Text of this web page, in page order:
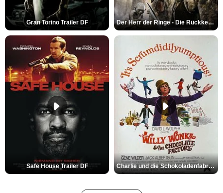
Gran Torino Trailer DF Der Herr der Ringe - Die Rückkehr des Königs Trailer OV
Safe House Trailer DF Charlie und die Schokoladenfabrik Trailer OV